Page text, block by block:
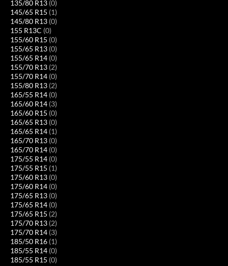
135/80 R13 (0)
145/65 R15 (1)
145/80 R13 (0)
155 R13C (0)
155/60 R15 (0)
155/65 R13 (0)
155/65 R14 (0)
155/70 R13 (2)
155/70 R14 (0)
155/80 R13 (2)
165/55 R14 (0)
165/60 R14 (3)
165/60 R15 (0)
165/65 R13 (0)
165/65 R14 (1)
165/70 R13 (0)
165/70 R14 (0)
175/55 R14 (0)
175/55 R15 (1)
175/60 R13 (0)
175/60 R14 (0)
175/65 R13 (0)
175/65 R14 (0)
175/65 R15 (2)
175/70 R13 (2)
175/70 R14 (3)
185/50 R16 (1)
185/55 R14 (0)
185/55 R15 (0)